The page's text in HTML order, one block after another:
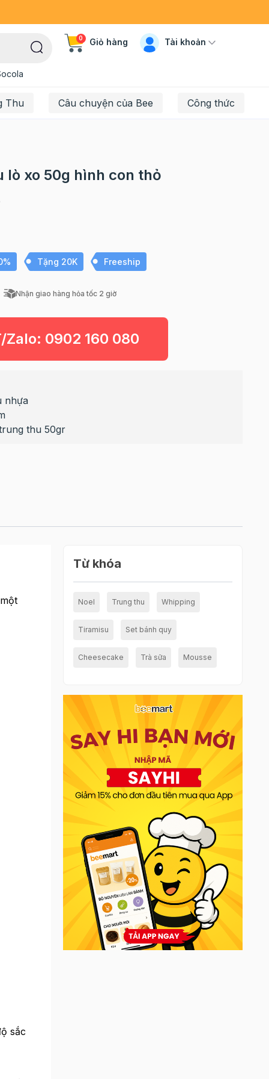
0 Giỏ hàng Tài khoản
Thu Câu chuyện của Bee Công thức
lò xo 50g hình con thỏ
Tặng 20K Freeship
Nhận giao hàng hỏa tốc 2 giờ
Zalo: 0902 160 080
nhựa
thu 50gr
sắc
Từ khóa
Noel Trung thu Whipping
Tiramisu Set bánh quy
Cheesecake Trà sữa Mousse